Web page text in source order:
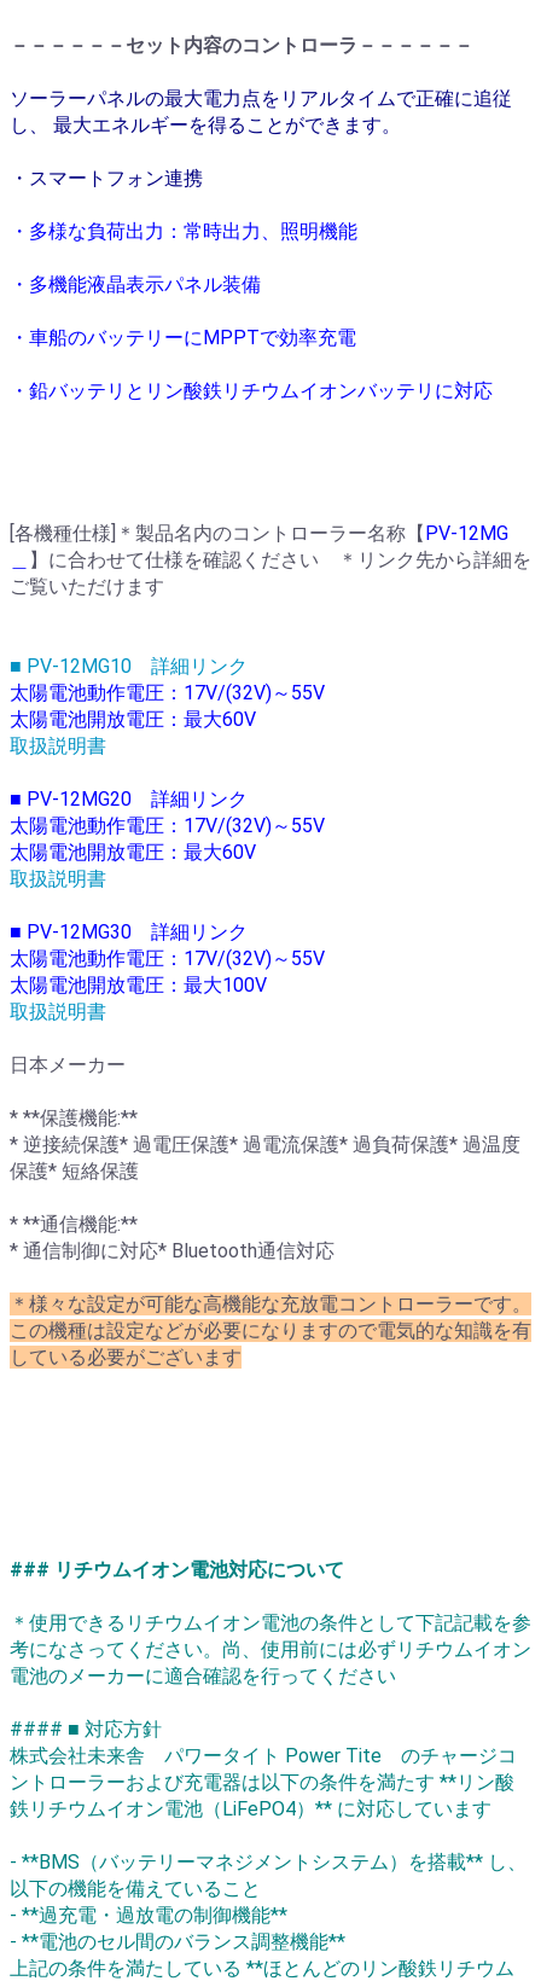
－－－－－－セット内容のコントローラ－－－－－－
ソーラーパネルの最大電力点をリアルタイムで正確に追従
し、 最大エネルギーを得ることができます。
・スマートフォン連携
・多様な負荷出力：常時出力、照明機能
・多機能液晶表⽰パネル装備
・車船のバッテリーにMPPTで効率充電
・鉛バッテリとリン酸鉄リチウムイオンバッテリに対応
[各機種仕様]＊製品名内のコントローラー名称【PV-12MG
】に合わせて仕様を確認ください ＊リンク先から詳細を
ご覧いただけます
■ PV-12MG10 詳細リンク
太陽電池動作電圧：17V/(32V)～55V
太陽電池開放電圧：最大60V
取扱説明書
■ PV-12MG20 詳細リンク
太陽電池動作電圧：17V/(32V)～55V
太陽電池開放電圧：最大60V
取扱説明書
■ PV-12MG30 詳細リンク
太陽電池動作電圧：17V/(32V)～55V
太陽電池開放電圧：最大100V
取扱説明書
日本メーカー
* **保護機能:**
* 逆接続保護* 過電圧保護* 過電流保護* 過負荷保護* 過温度
保護* 短絡保護
* **通信機能:**
* 通信制御に対応* Bluetooth通信対応
＊様々な設定が可能な高機能な充放電コントローラーです。
この機種は設定などが必要になりますので電気的な知識を有
している必要がございます
### リチウムイオン電池対応について
＊使用できるリチウムイオン電池の条件として下記記載を参
考になさってください。尚、使用前には必ずリチウムイオン
電池のメーカーに適合確認を行ってください
#### ■ 対応方針
株式会社未来舎 パワータイト Power Tite のチャージコ
ントローラーおよび充電器は以下の条件を満たす **リン酸
鉄リチウムイオン電池（LiFePO4）** に対応しています
- **BMS（バッテリーマネジメントシステム）を搭載** し、
以下の機能を備えていること
- **過充電・過放電の制御機能**
- **電池のセル間のバランス調整機能**
上記の条件を満たしている **ほとんどのリン酸鉄リチウム